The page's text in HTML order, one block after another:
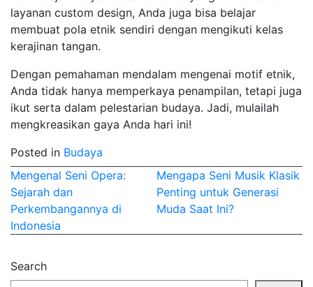
layanan custom design, Anda juga bisa belajar
membuat pola etnik sendiri dengan mengikuti kelas
kerajinan tangan.
Dengan pemahaman mendalam mengenai motif etnik,
Anda tidak hanya memperkaya penampilan, tetapi juga
ikut serta dalam pelestarian budaya. Jadi, mulailah
mengkreasikan gaya Anda hari ini!
Posted in Budaya
Post
navigation
Mengenal Seni Opera:
Sejarah dan
Perkembangannya di
Indonesia
Mengapa Seni Musik Klasik
Penting untuk Generasi
Muda Saat Ini?
Search